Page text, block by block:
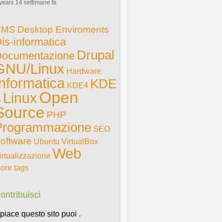
14 settimane fa
Desktop Enviroments
informatica
Drupal
Linux Hardware
KDE4 KDE
LinuxOpen
PHP
SEO
Ubuntu VirtualBox
Web
tags
questo sito puoi .